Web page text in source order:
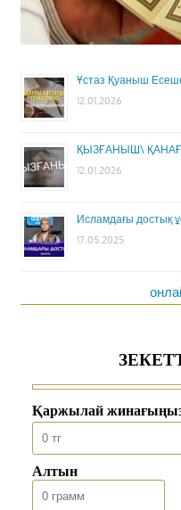
Ұстаз Қуаныш
12.01.2026
ҚЫЗҒАНЫШ\
12.01.2026
Исламдағы достық
17.05.2025